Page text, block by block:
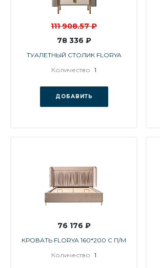
111 908.57 ₽
78 336 ₽
ТУАЛЕТНЫЙ СТОЛИК FLORYA
Количество 1
ДОБАВИТЬ
76 176 ₽
КРОВАТЬ FLORYA 160*200 С П/М
Количество 1